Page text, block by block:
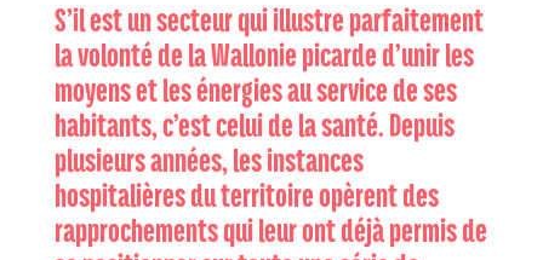
S’il est un secteur qui illustre parfaitement
la volonté de la Wallonie picarde d’unir les
moyens et les énergies au service de ses
habitants, c’est celui de la santé. Depuis
plusieurs années, les instances
hospitalières du territoire opèrent des
rapprochements qui leur ont déjà permis de